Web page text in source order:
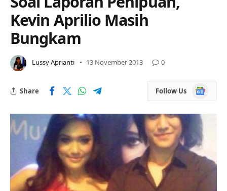
Kevin Aprilio Masih
Bungkam
Lussy Aprianti 13 November 2013 0
Share Follow Us
Google
News